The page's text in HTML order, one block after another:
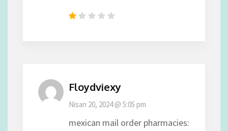
Floydviexy
Nisan 20, 2024 @ 5:05 pm
mexican mail order pharmacies: